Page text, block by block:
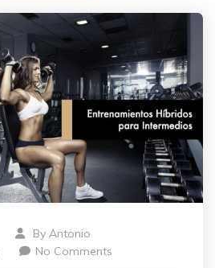
By Antonio
No Comments